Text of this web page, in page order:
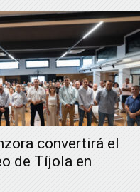
convertirá el
de Tíjola en